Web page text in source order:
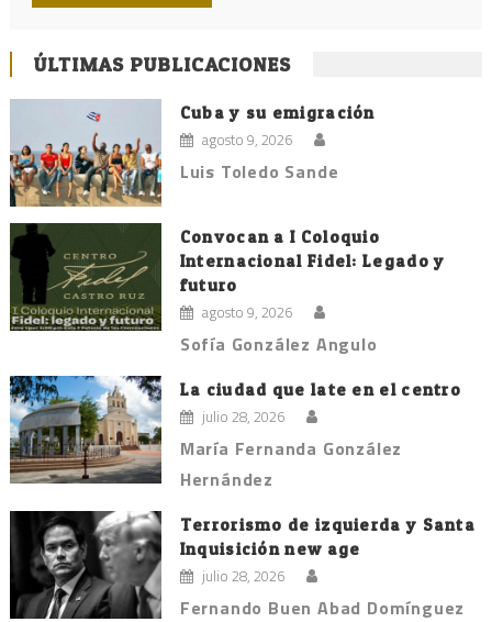
ÚLTIMAS PUBLICACIONES
Cuba y su emigración
agosto 9, 2026
Luis Toledo Sande
Convocan a I Coloquio
Internacional Fidel: Legado y
futuro
agosto 9, 2026
Sofía González Angulo
La ciudad que late en el centro
julio 28, 2026
María Fernanda González
Hernández
Terrorismo de izquierda y Santa
Inquisición new age
julio 28, 2026
Fernando Buen Abad Domínguez